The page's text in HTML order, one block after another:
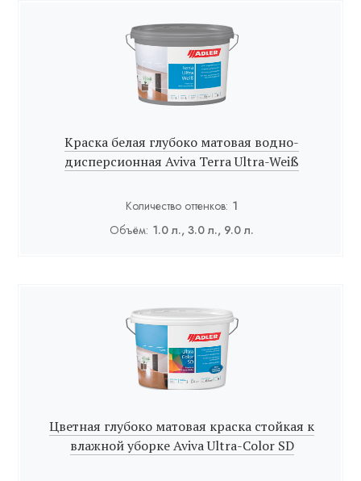
Краска белая глубоко матовая водно-
дисперсионная Aviva Terra Ultra-Weiß
Количество оттенков: 1
Объём: 1.0 л., 3.0 л., 9.0 л.
Цветная глубоко матовая краска стойкая к
влажной уборке Aviva Ultra-Color SD